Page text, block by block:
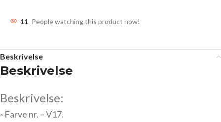
11 People watching this product now!
Beskrivelse
Beskrivelse
Beskrivelse:
◦ Farve nr. – V17.